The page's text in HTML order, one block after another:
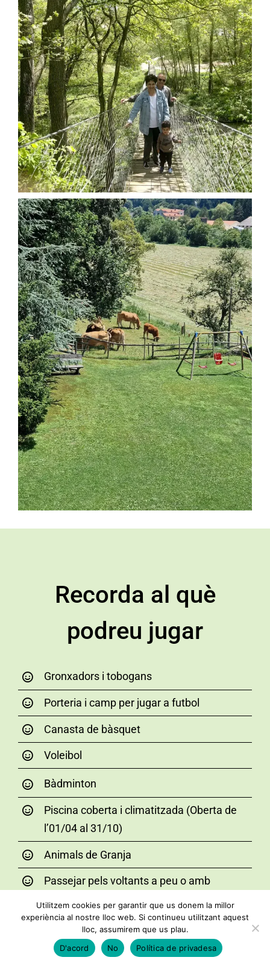
Recorda al què
podreu jugar
Gronxadors i tobogans
Porteria i camp per jugar a futbol
Canasta de bàsquet
Voleibol
Bàdminton
Piscina coberta i climatitzada (Oberta de
l’01/04 al 31/10)
Animals de Granja
Passejar pels voltants a peu o amb
Utilitzem cookies per garantir que us donem la millor
experiència al nostre lloc web. Si continueu utilitzant aquest
lloc, assumirem que us plau.
D'acord
No Política de privadesa